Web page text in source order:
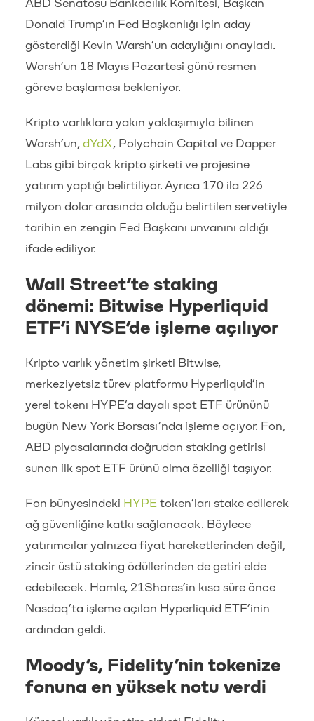
ABD Senatosu Bankacılık Komitesi, Başkan
Donald Trump’ın Fed Başkanlığı için aday
gösterdiği Kevin Warsh’un adaylığını onayladı.
Warsh’un 18 Mayıs Pazartesi günü resmen
göreve başlaması bekleniyor.
Kripto varlıklara yakın yaklaşımıyla bilinen
Warsh’un, dYdX, Polychain Capital ve Dapper
Labs gibi birçok kripto şirketi ve projesine
yatırım yaptığı belirtiliyor. Ayrıca 170 ila 226
milyon dolar arasında olduğu belirtilen servetiyle
tarihin en zengin Fed Başkanı unvanını aldığı
ifade ediliyor.
Wall Street’te staking
dönemi: Bitwise Hyperliquid
ETF’i NYSE’de işleme açılıyor
Kripto varlık yönetim şirketi Bitwise,
merkeziyetsiz türev platformu Hyperliquid’in
yerel tokenı HYPE’a dayalı spot ETF ürününü
bugün New York Borsası’nda işleme açıyor. Fon,
ABD piyasalarında doğrudan staking getirisi
sunan ilk spot ETF ürünü olma özelliği taşıyor.
Fon bünyesindeki HYPE token’ları stake edilerek
ağ güvenliğine katkı sağlanacak. Böylece
yatırımcılar yalnızca fiyat hareketlerinden değil,
zincir üstü staking ödüllerinden de getiri elde
edebilecek. Hamle, 21Shares’in kısa süre önce
Nasdaq’ta işleme açılan Hyperliquid ETF’inin
ardından geldi.
Moody’s, Fidelity’nin tokenize
fonuna en yüksek notu verdi